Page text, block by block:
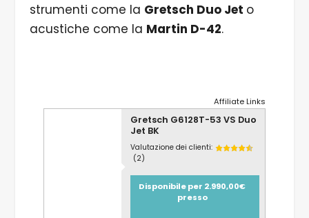
strumenti come la Gretsch Duo Jet o
acustiche come la Martin D-42.
Affiliate Links
Gretsch G6128T-53 VS Duo
Jet BK
Valutazione dei clienti:
(2)
Disponibile per 2.990,00€
presso